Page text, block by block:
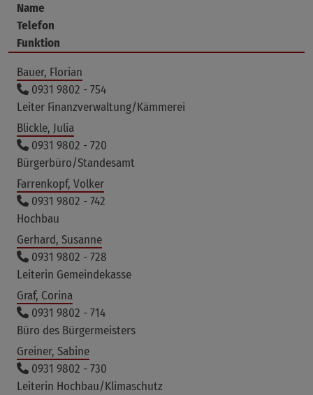
Name
Telefon
Funktion
Bauer, Florian
0931 9802 - 754
Leiter Finanzverwaltung/Kämmerei
Blickle, Julia
0931 9802 - 720
Bürgerbüro/Standesamt
Farrenkopf, Volker
0931 9802 - 742
Hochbau
Gerhard, Susanne
0931 9802 - 728
Leiterin Gemeindekasse
Graf, Corina
0931 9802 - 714
Büro des Bürgermeisters
Greiner, Sabine
0931 9802 - 730
Leiterin Hochbau/Klimaschutz